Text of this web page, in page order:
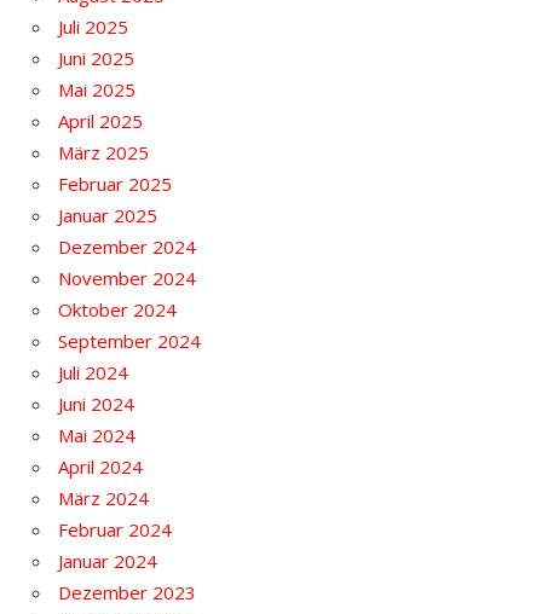
Juli 2025
Juni 2025
Mai 2025
April 2025
März 2025
Februar 2025
Januar 2025
Dezember 2024
November 2024
Oktober 2024
September 2024
Juli 2024
Juni 2024
Mai 2024
April 2024
März 2024
Februar 2024
Januar 2024
Dezember 2023